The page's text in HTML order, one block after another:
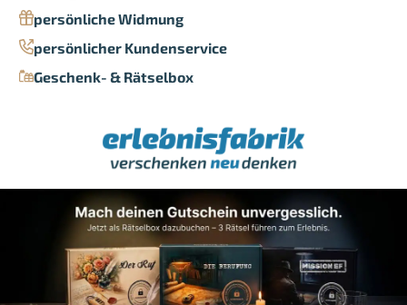
persönliche Widmung
persönlicher Kundenservice
Geschenk- & Rätselbox